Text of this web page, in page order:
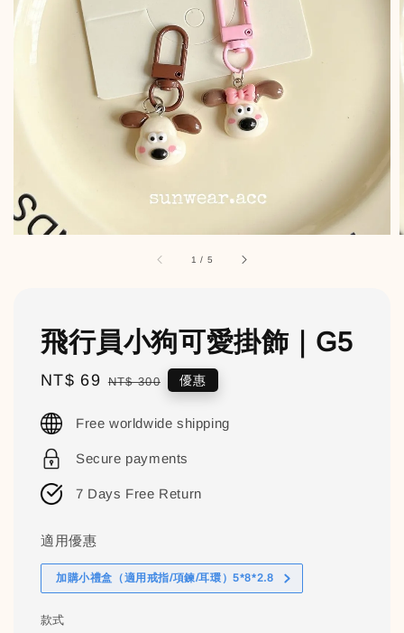
1 / 5
飛行員小狗可愛掛飾｜G5
Sale
NT$ 69 Regular
NT$ 300 優惠
Free worldwide shipping
Secure payments
7 Days Free Return
適用優惠
加購小禮盒（適用戒指/項鍊/耳環）5*8*2.8
款式